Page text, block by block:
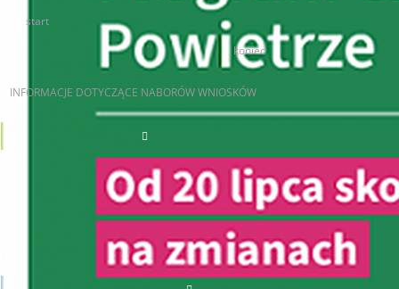
start 85 88
93
94 koniec
INFORMACJE DOTYCZĄCE NABORÓW WNIOSKÓW